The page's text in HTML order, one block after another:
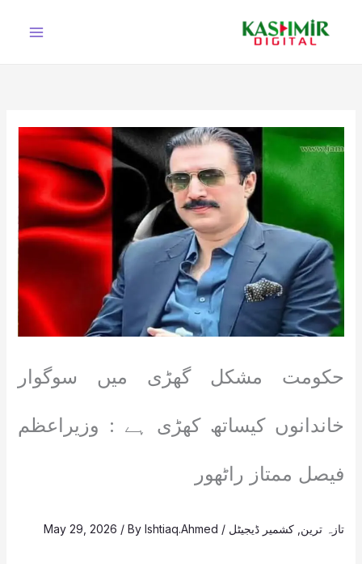
حکومت مشکل گھڑی میں سوگوار
خاندانوں کیساتھ کھڑی ہے : وزیراعظم
فیصل ممتاز راٹھور
تازہ ترین کشمیر ڈیجیٹل /
May 29, 2026 / ByIshtiaq.Ahmed